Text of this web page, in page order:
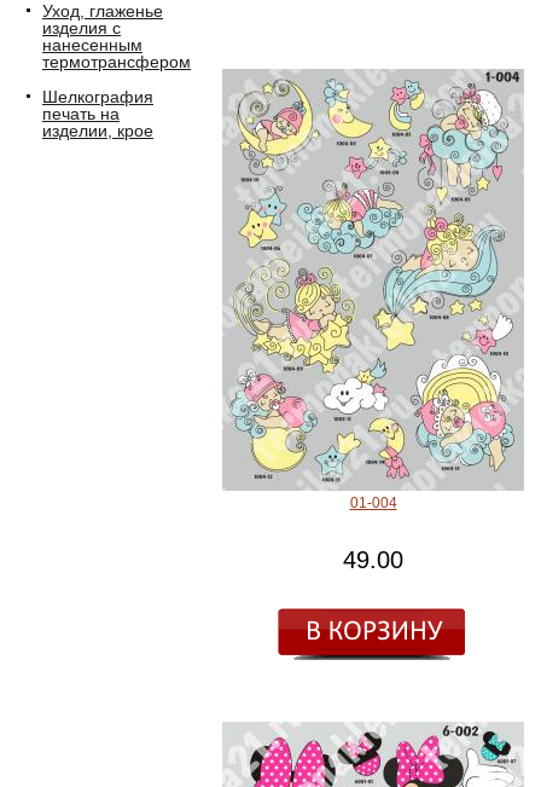
Уход, глаженье
изделия с
нанесенным
термотрансфером
Шелкография
печать на
изделии, крое
01-004
49.00